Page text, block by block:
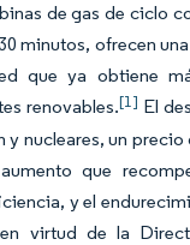
de gas de ciclo
minutos, ofrecen
que ya obtiene
renovables.[1] El
y nucleares, un precio
que
y el
virtud de la